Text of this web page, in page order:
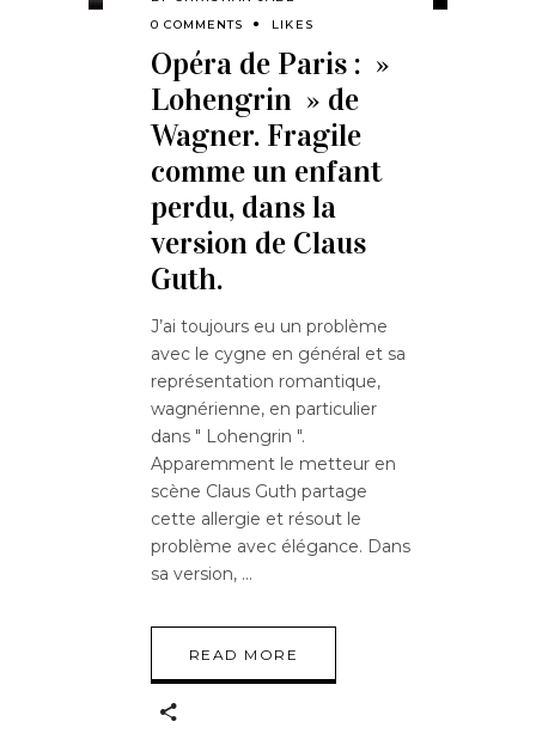
0 COMMENTS
LIKES
Opéra de Paris : »
Lohengrin » de
Wagner. Fragile
comme un enfant
perdu, dans la
version de Claus
Guth.
J’ai toujours eu un problème
avec le cygne en général et sa
représentation romantique,
wagnérienne, en particulier
dans " Lohengrin ".
Apparemment le metteur en
scène Claus Guth partage
cette allergie et résout le
problème avec élégance. Dans
sa version,
READ MORE